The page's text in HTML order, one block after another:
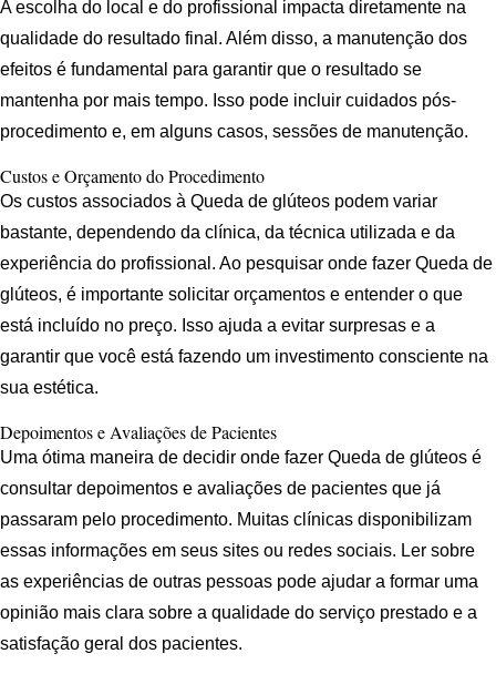
A escolha do local e do profissional impacta diretamente na
qualidade do resultado final. Além disso, a manutenção dos
efeitos é fundamental para garantir que o resultado se
mantenha por mais tempo. Isso pode incluir cuidados pós-
procedimento e, em alguns casos, sessões de manutenção.
Custos e Orçamento do Procedimento
Os custos associados à Queda de glúteos podem variar
bastante, dependendo da clínica, da técnica utilizada e da
experiência do profissional. Ao pesquisar onde fazer Queda de
glúteos, é importante solicitar orçamentos e entender o que
está incluído no preço. Isso ajuda a evitar surpresas e a
garantir que você está fazendo um investimento consciente na
sua estética.
Depoimentos e Avaliações de Pacientes
Uma ótima maneira de decidir onde fazer Queda de glúteos é
consultar depoimentos e avaliações de pacientes que já
passaram pelo procedimento. Muitas clínicas disponibilizam
essas informações em seus sites ou redes sociais. Ler sobre
as experiências de outras pessoas pode ajudar a formar uma
opinião mais clara sobre a qualidade do serviço prestado e a
satisfação geral dos pacientes.